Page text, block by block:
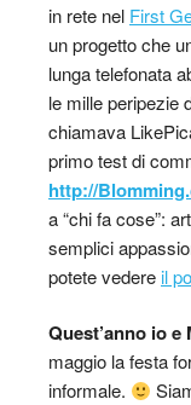
in rete nel First
un progetto che
lunga telefonata
le mille peripezie
chiamava
primo test di
http://
a “chi fa cose”:
semplici
potete vedere il
Quest’anno io e
maggio la festa
informale.